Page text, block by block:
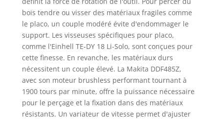
bois tendre ou visser des matériaux fragiles comme
le placo, un couple modéré évite d'endommager le
support. Les visseuses spécifiques pour placo,
comme l'Einhell TE-DY 18 Li-Solo, sont conçues pour
cette finesse. En revanche, les matériaux durs
nécessitent un couple élevé. La Makita DDF485Z,
avec son moteur brushless performant tournant à
1900 tours par minute, offre la puissance nécessaire
pour le perçage et la fixation dans des matériaux
résistants. Un variateur de vitesse permet d'ajuster